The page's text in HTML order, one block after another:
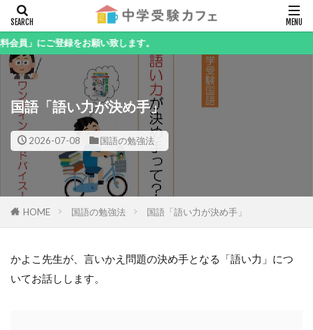
ご登録をお願い致します。
国語「語い力が決め手」
2026-07-08 国語の勉強法
HOME 国語の勉強法 国語「語い力が決め手」
かよこ先生が、言いかえ問題の決め手となる「語い力」につ
いてお話しします。
キーワード
カテゴリー
検索